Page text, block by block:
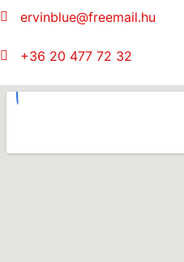
ervinblue@freemail.hu
+36 20 477 72 32